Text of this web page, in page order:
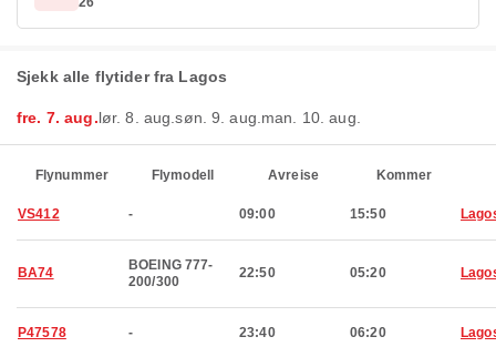
Sjekk alle flytider fra Lagos
fre. 7. aug.lør. 8. aug.søn. 9. aug. man. 10. aug.
Flynummer Flymodell Avreise Kommer
VS412 - 09:00 15:50
BA74
BOEING 777-
200/300
22:50 05:20
P47578 - 23:40 06:20